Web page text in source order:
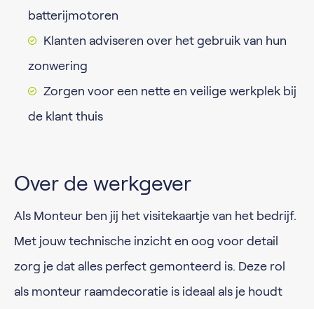
batterijmotoren
Klanten adviseren over het gebruik van hun
zonwering
Zorgen voor een nette en veilige werkplek bij
de klant thuis
Over de werkgever
Als Monteur ben jij het visitekaartje van het bedrijf.
Met jouw technische inzicht en oog voor detail
zorg je dat alles perfect gemonteerd is. Deze rol
als monteur raamdecoratie is ideaal als je houdt